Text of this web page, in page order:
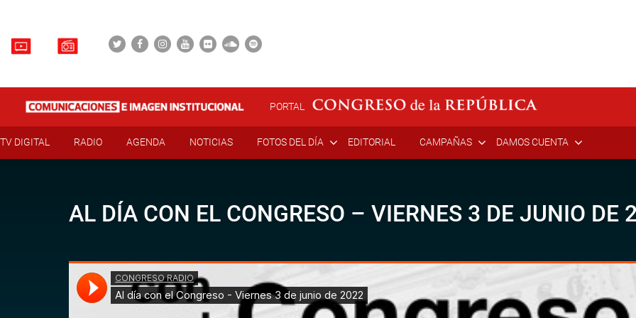
PORTAL
TV DIGITAL RADIO AGENDA NOTICIAS FOTOS DEL DÍA EDITORIAL CAMPAÑAS DAMOS CUENTA
AL DÍA CON EL CONGRESO – VIERNES 3 DE JUNIO DE